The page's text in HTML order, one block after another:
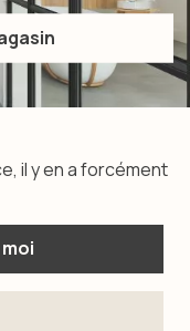
il y en a forcément